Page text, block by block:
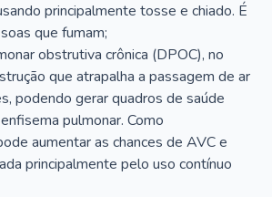
principalmente tosse e chiado. É
que fumam;
obstrutiva crônica (DPOC), no
que atrapalha a passagem de ar
podendo gerar quadros de saúde
pulmonar. Como
aumentar as chances de AVC e
principalmente pelo uso contínuo